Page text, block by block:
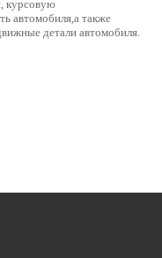
курсовую
автомобиля,а также
детали автомобиля.